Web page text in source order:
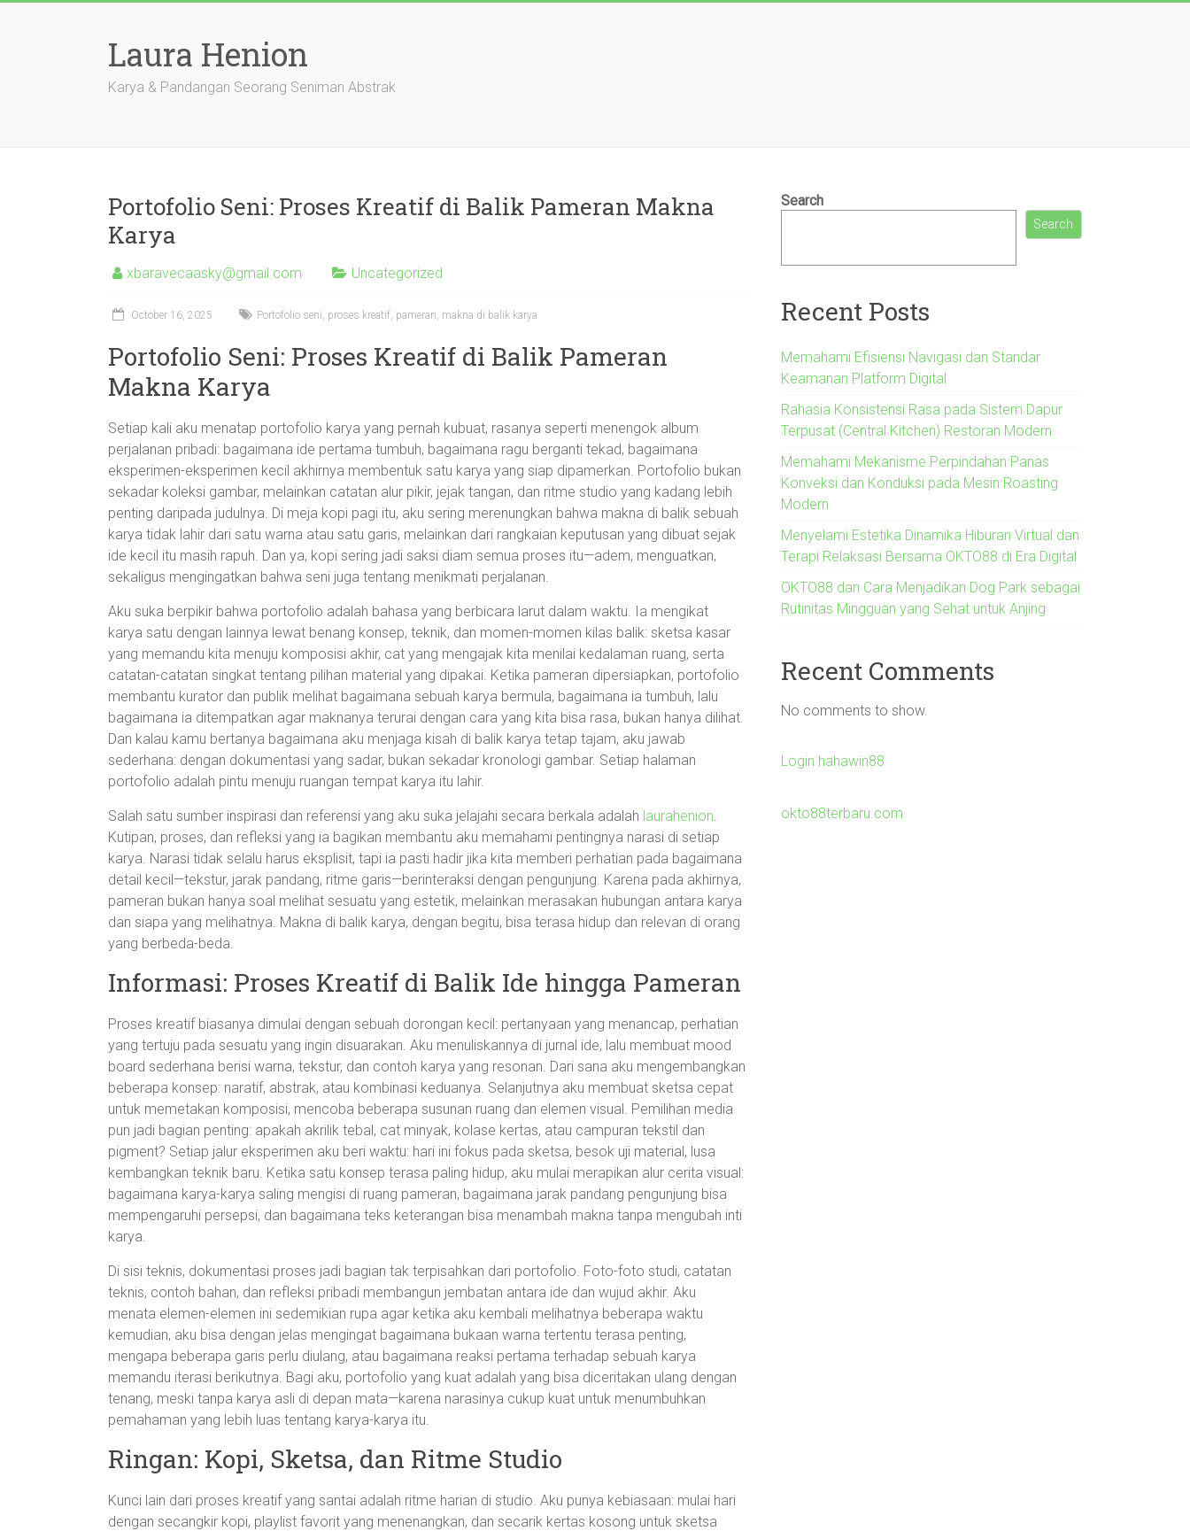
Laura Henion
Karya & Pandangan Seorang Seniman Abstrak
Portofolio Seni: Proses Kreatif di Balik Pameran Makna
Karya
xbaravecaasky@gmail.com Uncategorized
October 16, 2025 Portofolio seni, proses kreatif, pameran, makna di balik karya
Portofolio Seni: Proses Kreatif di Balik Pameran
Makna Karya
Setiap kali aku menatap portofolio karya yang pernah kubuat, rasanya seperti menengok album
perjalanan pribadi: bagaimana ide pertama tumbuh, bagaimana ragu berganti tekad, bagaimana
eksperimen-eksperimen kecil akhirnya membentuk satu karya yang siap dipamerkan. Portofolio bukan
sekadar koleksi gambar, melainkan catatan alur pikir, jejak tangan, dan ritme studio yang kadang lebih
penting daripada judulnya. Di meja kopi pagi itu, aku sering merenungkan bahwa makna di balik sebuah
karya tidak lahir dari satu warna atau satu garis, melainkan dari rangkaian keputusan yang dibuat sejak
ide kecil itu masih rapuh. Dan ya, kopi sering jadi saksi diam semua proses itu—adem, menguatkan,
sekaligus mengingatkan bahwa seni juga tentang menikmati perjalanan.
Aku suka berpikir bahwa portofolio adalah bahasa yang berbicara larut dalam waktu. Ia mengikat
karya satu dengan lainnya lewat benang konsep, teknik, dan momen-momen kilas balik: sketsa kasar
yang memandu kita menuju komposisi akhir, cat yang mengajak kita menilai kedalaman ruang, serta
catatan-catatan singkat tentang pilihan material yang dipakai. Ketika pameran dipersiapkan, portofolio
membantu kurator dan publik melihat bagaimana sebuah karya bermula, bagaimana ia tumbuh, lalu
bagaimana ia ditempatkan agar maknanya terurai dengan cara yang kita bisa rasa, bukan hanya dilihat.
Dan kalau kamu bertanya bagaimana aku menjaga kisah di balik karya tetap tajam, aku jawab
sederhana: dengan dokumentasi yang sadar, bukan sekadar kronologi gambar. Setiap halaman
portofolio adalah pintu menuju ruangan tempat karya itu lahir.
Salah satu sumber inspirasi dan referensi yang aku suka jelajahi secara berkala adalah laurahenion.
Kutipan, proses, dan refleksi yang ia bagikan membantu aku memahami pentingnya narasi di setiap
karya. Narasi tidak selalu harus eksplisit, tapi ia pasti hadir jika kita memberi perhatian pada bagaimana
detail kecil—tekstur, jarak pandang, ritme garis—berinteraksi dengan pengunjung. Karena pada akhirnya,
pameran bukan hanya soal melihat sesuatu yang estetik, melainkan merasakan hubungan antara karya
dan siapa yang melihatnya. Makna di balik karya, dengan begitu, bisa terasa hidup dan relevan di orang
yang berbeda-beda.
Informasi: Proses Kreatif di Balik Ide hingga Pameran
Proses kreatif biasanya dimulai dengan sebuah dorongan kecil: pertanyaan yang menancap, perhatian
yang tertuju pada sesuatu yang ingin disuarakan. Aku menuliskannya di jurnal ide, lalu membuat mood
board sederhana berisi warna, tekstur, dan contoh karya yang resonan. Dari sana aku mengembangkan
beberapa konsep: naratif, abstrak, atau kombinasi keduanya. Selanjutnya aku membuat sketsa cepat
untuk memetakan komposisi, mencoba beberapa susunan ruang dan elemen visual. Pemilihan media
pun jadi bagian penting: apakah akrilik tebal, cat minyak, kolase kertas, atau campuran tekstil dan
pigment? Setiap jalur eksperimen aku beri waktu: hari ini fokus pada sketsa, besok uji material, lusa
kembangkan teknik baru. Ketika satu konsep terasa paling hidup, aku mulai merapikan alur cerita visual:
bagaimana karya-karya saling mengisi di ruang pameran, bagaimana jarak pandang pengunjung bisa
mempengaruhi persepsi, dan bagaimana teks keterangan bisa menambah makna tanpa mengubah inti
karya.
Di sisi teknis, dokumentasi proses jadi bagian tak terpisahkan dari portofolio. Foto-foto studi, catatan
teknis, contoh bahan, dan refleksi pribadi membangun jembatan antara ide dan wujud akhir. Aku
menata elemen-elemen ini sedemikian rupa agar ketika aku kembali melihatnya beberapa waktu
kemudian, aku bisa dengan jelas mengingat bagaimana bukaan warna tertentu terasa penting,
mengapa beberapa garis perlu diulang, atau bagaimana reaksi pertama terhadap sebuah karya
memandu iterasi berikutnya. Bagi aku, portofolio yang kuat adalah yang bisa diceritakan ulang dengan
tenang, meski tanpa karya asli di depan mata—karena narasinya cukup kuat untuk menumbuhkan
pemahaman yang lebih luas tentang karya-karya itu.
Ringan: Kopi, Sketsa, dan Ritme Studio
Kunci lain dari proses kreatif yang santai adalah ritme harian di studio. Aku punya kebiasaan: mulai hari
dengan secangkir kopi, playlist favorit yang menenangkan, dan secarik kertas kosong untuk sketsa
Search
Search
Recent Posts
Memahami Efisiensi Navigasi dan Standar
Keamanan Platform Digital
Rahasia Konsistensi Rasa pada Sistem Dapur
Terpusat (Central Kitchen) Restoran Modern
Memahami Mekanisme Perpindahan Panas
Konveksi dan Konduksi pada Mesin Roasting
Modern
Menyelami Estetika Dinamika Hiburan Virtual dan
Terapi Relaksasi Bersama OKTO88 di Era Digital
OKTO88 dan Cara Menjadikan Dog Park sebagai
Rutinitas Mingguan yang Sehat untuk Anjing
Recent Comments
No comments to show.
Login hahawin88
okto88terbaru.com